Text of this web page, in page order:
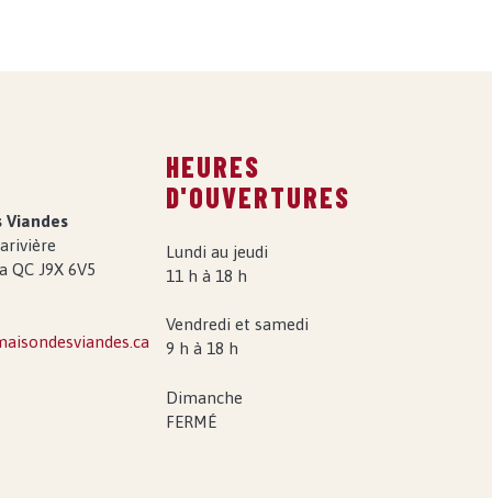
Viandes
QC J9X 6V5
HEURES
D'OUVERTURES
Lundi au jeudi
11 h à 18 h
Vendredi et samedi
9 h à 18 h
Dimanche
FERMÉ